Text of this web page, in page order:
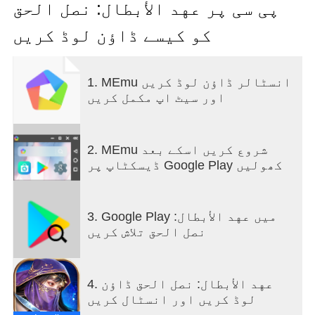
انغمس في عالم MMORPG أسطوري. من تخصيص
الأبطال المهيبين إلى معارك الحصار
لعبة، بل هي رحلة لإعادة صياغة مصيرك في
عالم مليء بالعجائب.
فئات قتالية صُممت بدقة فائقة. سواء اخترت
مهارات "المغتال" المتخفي أو بأس المحارب
الجبار، ستُحس بقوة إرادتك وهي تُحوِّل بطلك من
—— فخامة التصميم والجماليات الواقعية
أناقة الفرسان الأوفياء: ارتدِ دروعاً وأزياءً
أسطورية تعكس هيبة أبطال عالمنا وفخامتهم.
نحن نؤمن بأن "الحقيقة" تكمن في التفاصيل؛
پی سی پر عهد الأبطال: نصل الحق
کو کیسے ڈاؤن لوڈ کریں
1. MEmu انسٹالر ڈاؤن لوڈ کریں
اور سیٹ اپ مکمل کریں
2. MEmu شروع کریں اسکے بعد
ڈیسکٹاپ پر Google Play کھولیں
3. Google Play میں عهد الأبطال:
نصل الحق تلاش کریں
4. عهد الأبطال: نصل الحق ڈاؤن
لوڈ کریں اور انسٹال کریں